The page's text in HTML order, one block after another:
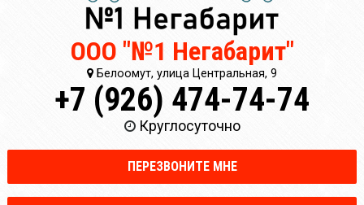
ООО "№1 Негабарит"
Белоомут, улица Центральная, 9
+7 (926) 474-74-74
Круглосуточно
ПЕРЕЗВОНИТЕ МНЕ